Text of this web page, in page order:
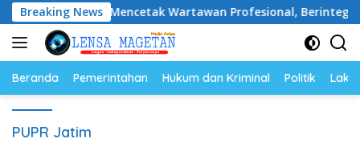
Langsung
ke
konten
Breaking News
untuk Mencetak Wartawan Profesional, Berintegritas
Beranda Pemerintahan Hukum dan Kriminal Politik
PUPR Jatim